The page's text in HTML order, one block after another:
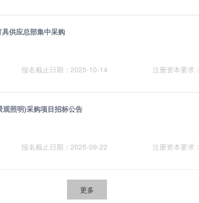
供应总部集中采购
报名截止日期：2025-10-14 注册资本要求
照明)采购项目招标公告
报名截止日期：2025-09-22 注册资本要求
更多